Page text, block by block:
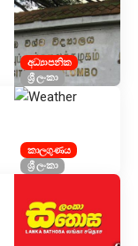
අධ්‍යාපනික
ශ්‍රී ලංකා
කාලගුණය
ශ්‍රී ලංකා